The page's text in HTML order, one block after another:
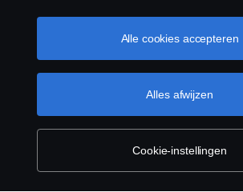
door op "Cookie Instellingen" te klikken en
categorieën te selecteren die u wilt
Cookie beleid
Cookie-instellingen
Alles afwijzen
Alle cookies accepteren